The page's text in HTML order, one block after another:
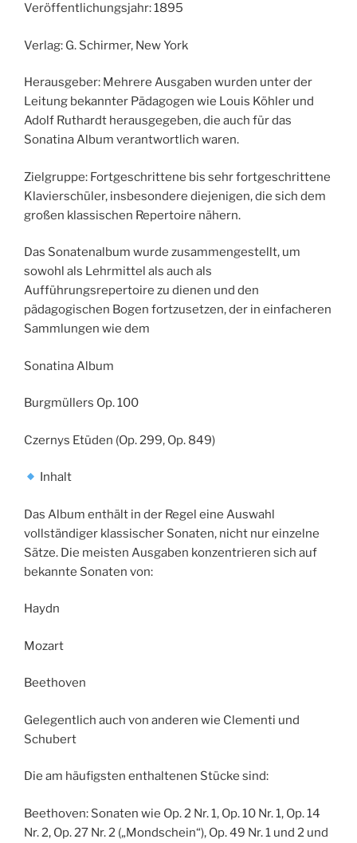
Veröffentlichungsjahr: 1895
Verlag: G. Schirmer, New York
Herausgeber: Mehrere Ausgaben wurden unter der
Leitung bekannter Pädagogen wie Louis Köhler und
Adolf Ruthardt herausgegeben, die auch für das
Sonatina Album verantwortlich waren.
Zielgruppe: Fortgeschrittene bis sehr fortgeschrittene
Klavierschüler, insbesondere diejenigen, die sich dem
großen klassischen Repertoire nähern.
Das Sonatenalbum wurde zusammengestellt, um
sowohl als Lehrmittel als auch als
Aufführungsrepertoire zu dienen und den
pädagogischen Bogen fortzusetzen, der in einfacheren
Sammlungen wie dem
Sonatina Album
Burgmüllers Op. 100
Czernys Etüden (Op. 299, Op. 849)
Inhalt
Das Album enthält in der Regel eine Auswahl
vollständiger klassischer Sonaten, nicht nur einzelne
Sätze. Die meisten Ausgaben konzentrieren sich auf
bekannte Sonaten von:
Haydn
Mozart
Beethoven
Gelegentlich auch von anderen wie Clementi und
Schubert
Die am häufigsten enthaltenen Stücke sind:
Beethoven: Sonaten wie Op. 2 Nr. 1, Op. 10 Nr. 1, Op. 14
Nr. 2, Op. 27 Nr. 2 („Mondschein“), Op. 49 Nr. 1 und 2 und